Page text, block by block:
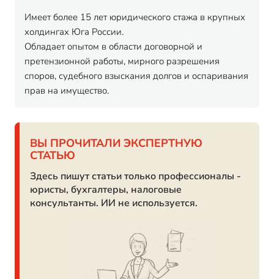
Имеет более 15 лет юридического стажа в крупных
холдингах Юга России.
Обладает опытом в области договорной и
претензионной работы, мирного разрешения
споров, судебного взыскания долгов и оспаривания
прав на имущество.
ВЫ ПРОЧИТАЛИ ЭКСПЕРТНУЮ
СТАТЬЮ
Здесь пишут статьи только профессионалы -
юристы, бухгалтеры, налоговые
консультанты. ИИ не используется.